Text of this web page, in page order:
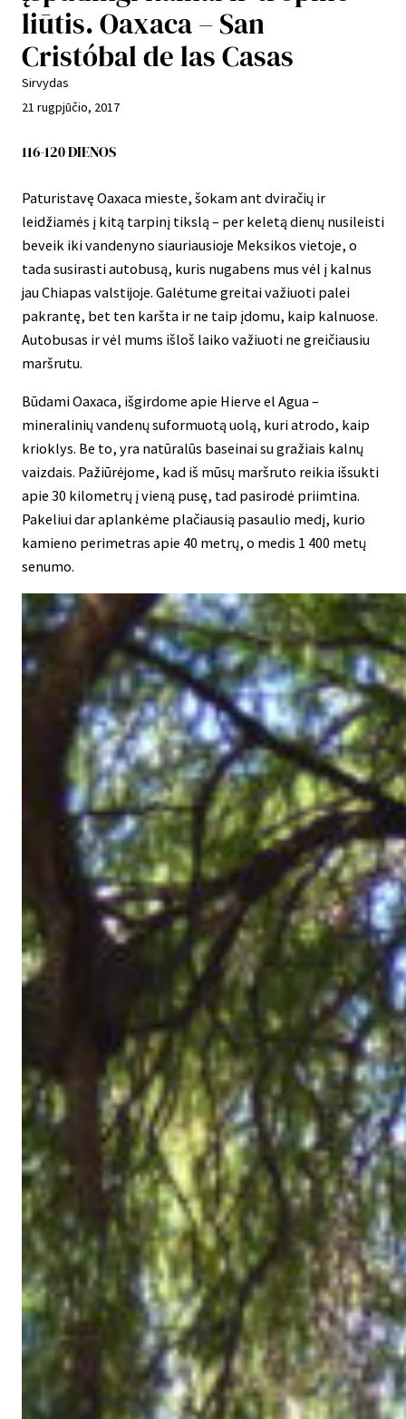
liūtis. Oaxaca – San
Cristóbal de las Casas
Sirvydas
21 rugpjūčio, 2017
116-120 DIENOS
Paturistavę Oaxaca mieste, šokam ant dviračių ir
leidžiamės į kitą tarpinį tikslą – per keletą dienų nusileisti
beveik iki vandenyno siauriausioje Meksikos vietoje, o
tada susirasti autobusą, kuris nugabens mus vėl į kalnus
jau Chiapas valstijoje. Galėtume greitai važiuoti palei
pakrantę, bet ten karšta ir ne taip įdomu, kaip kalnuose.
Autobusas ir vėl mums išloš laiko važiuoti ne greičiausiu
maršrutu.
Būdami Oaxaca, išgirdome apie Hierve el Agua –
mineralinių vandenų suformuotą uolą, kuri atrodo, kaip
krioklys. Be to, yra natūralūs baseinai su gražiais kalnų
vaizdais. Pažiūrėjome, kad iš mūsų maršruto reikia išsukti
apie 30 kilometrų į vieną pusę, tad pasirodė priimtina.
Pakeliui dar aplankėme plačiausią pasaulio medį, kurio
kamieno perimetras apie 40 metrų, o medis 1 400 metų
senumo.